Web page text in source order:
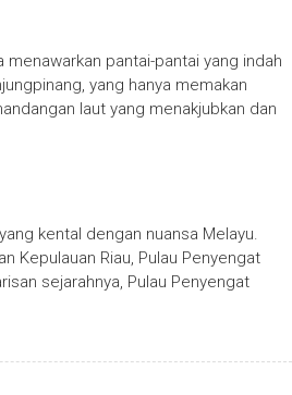
pantai-pantai yang indah
yang hanya memakan
laut yang menakjubkan dan
kental dengan nuansa Melayu.
Kepulauan Riau, Pulau Penyengat
sejarahnya, Pulau Penyengat